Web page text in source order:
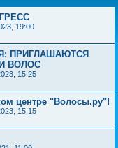
19:00
ПРИГЛАШАЮТСЯ
ВОЛОС
15:25
центре "Волосы.ру"!
15:15